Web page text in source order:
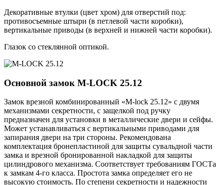
Декоративные втулки (цвет хром) для отверстий под:
противосъемные штыри (в петлевой части коробки),
вертикальные приводы (в верхней и нижней части коробки).
Глазок со стеклянной оптикой.
Основной замок M-LOCK 25.12
Замок врезной комбинированный «M-lock 25.12» с двумя
механизмами секретности, с защелкой под ручку
предназначен для установки в металлические двери и сейфы.
Может устанавливаться с вертикальными приводами для
запирания двери на три стороны. Рекомендована
комплектация бронепластиной для защиты сувальдной части
замка и врезной бронированной накладкой для защиты
цилиндрового механизма. Соответствует требованиям ГОСТа
к замкам 4-го класса. Простота замка определяет его не
высокую стоимость. По степени секретности и надежности